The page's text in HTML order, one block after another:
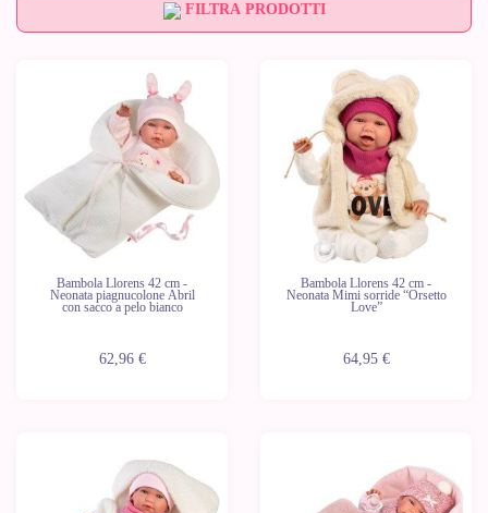
FILTRA PRODOTTI
Bambola Llorens 42 cm -
Neonata piagnucolone Abril
con sacco a pelo bianco
62,96 €
Bambola Llorens 42 cm -
Neonata Mimi sorride “Orsetto
Love”
64,95 €